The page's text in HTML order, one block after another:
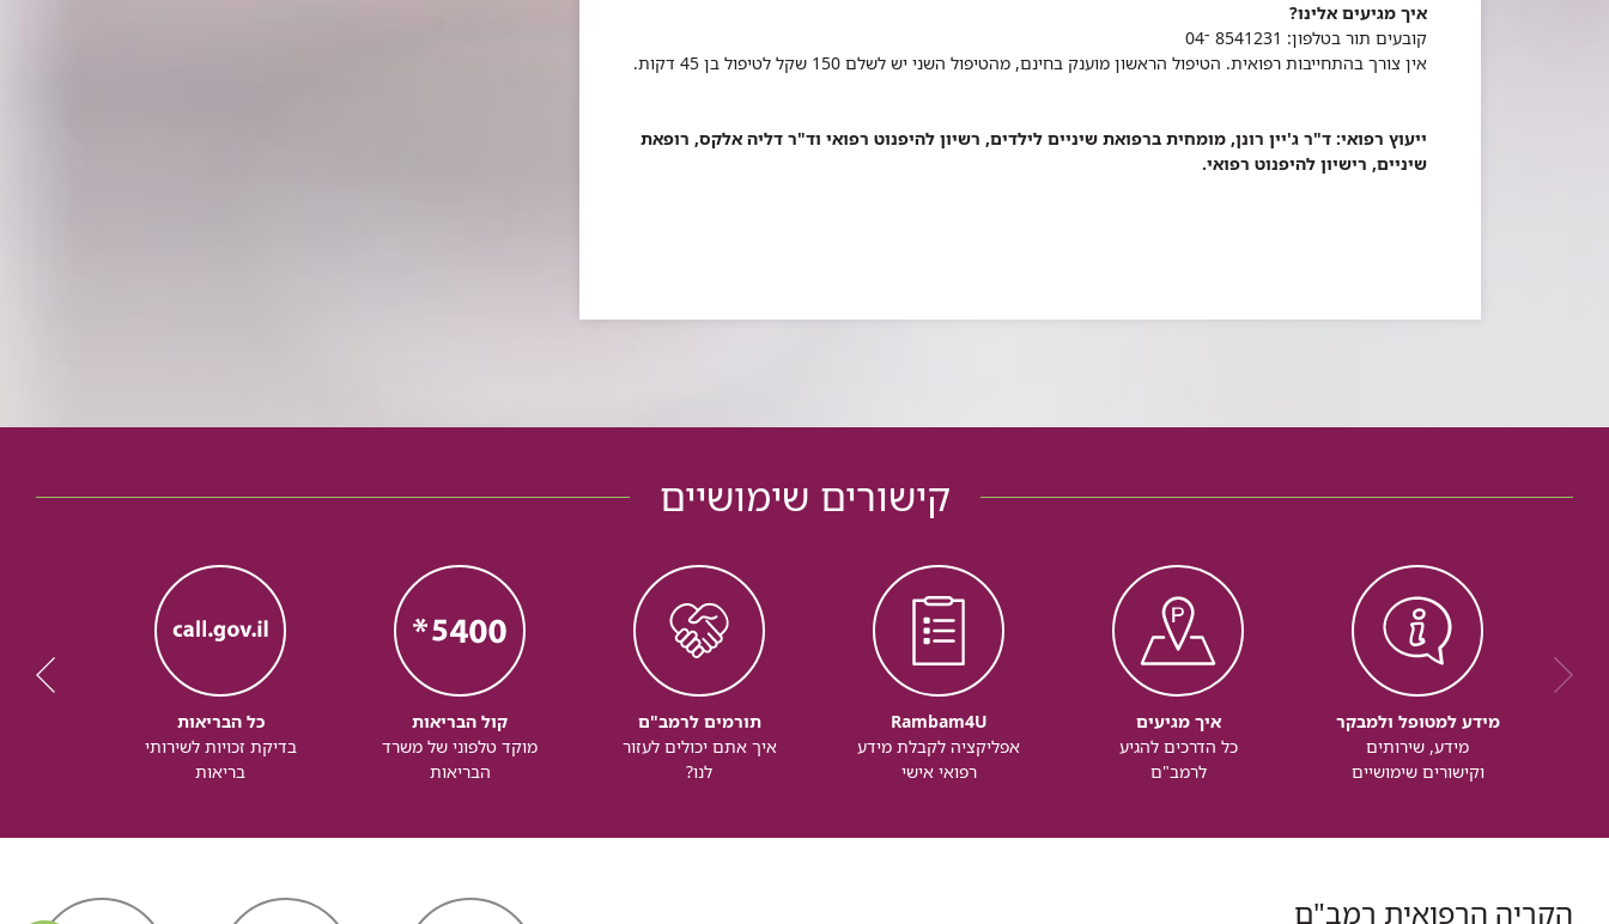
איך מגיעים אלינו?
קובעים תור בטלפון: 8541231 ־04
אין צורך בהתחייבות רפואית. הטיפול הראשון מוענק בחינם, מהטיפול השני יש לשלם 150 שקל לטיפול בן 45 דקות.
ייעוץ רפואי: ד"ר ג'יין רונן, מומחית ברפואת שיניים לילדים, רשיון להיפנוט רפואי וד"ר דליה אלקס, רופאת
שיניים, רישיון להיפנוט רפואי.
קישורים שימושיים
מידע למטופל ולמבקר
מידע, שירותים
וקישורים שימושיים
איך מגיעים
כל הדרכים להגיע
לרמב"ם
Rambam4U
אפליקציה לקבלת מידע
רפואי אישי
תורמים לרמב"ם
איך אתם יכולים לעזור
לנו?
קול הבריאות
מוקד טלפוני של משרד
הבריאות
כל הבריאות
בדיקת זכויות לשירותי
בריאות
הקריה הרפואית רמב"ם